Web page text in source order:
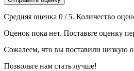
Средняя оценка 0 / 5. Количество
Оценок пока нет. Поставьте оценку
Сожалеем, что вы поставили низкую
Позвольте нам стать лучше!